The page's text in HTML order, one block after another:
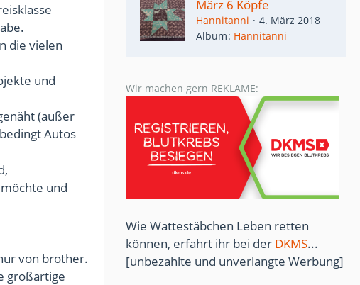
die vielen
und
(außer
Autos
und
von brother.
großartige
März 6 Köpfe
Hannitanni
4. März 2018
Album Hannitanni
Wir machen gern REKLAME:
Wie Wattestäbchen Leben retten
können, erfahrt ihr bei der DKMS...
[unbezahlte und unverlangte Werbung]